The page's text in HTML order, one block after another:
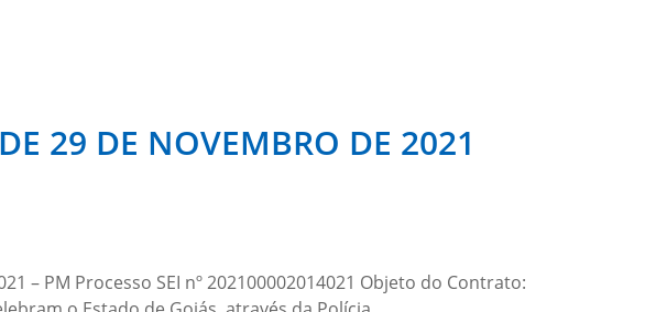
29 DE NOVEMBRO DE 2021
– PM Processo SEI nº 202100002014021 Objeto do Contrato: